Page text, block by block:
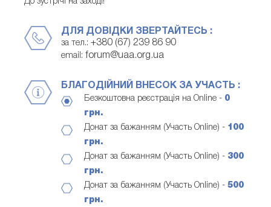
До зустрічі на заході!
ДЛЯ ДОВІДКИ ЗВЕРТАЙТЕСЬ :
за тел.: +380 (67) 239 86 90
email: forum@uaa.org.ua
БЛАГОДІЙНИЙ ВНЕСОК ЗА УЧАСТЬ :
Безкоштовна реєстрація на Online - 0
грн.
Донат за бажанням (Участь Online) - 100
грн.
Донат за бажанням (Участь Online) - 300
грн.
Донат за бажанням (Участь Online) - 500
грн.